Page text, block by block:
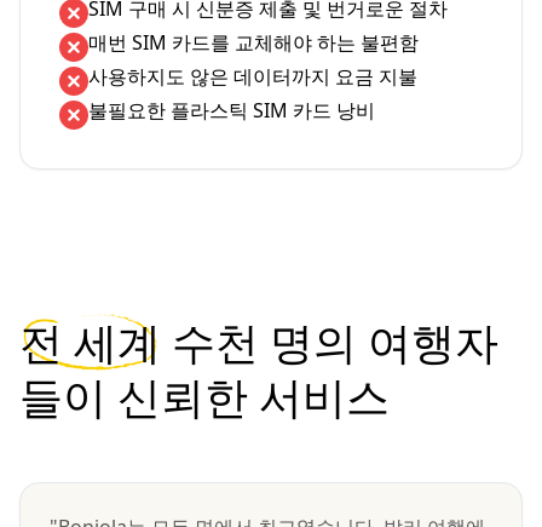
SIM 구매 시 신분증 제출 및 번거로운 절차
매번 SIM 카드를 교체해야 하는 불편함
사용하지도 않은 데이터까지 요금 지불
불필요한 플라스틱 SIM 카드 낭비
전 세계 수천 명의 여행자
들이 신뢰한 서비스